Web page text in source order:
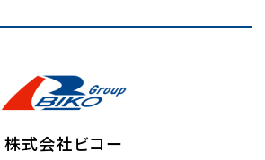
株式会社ビコー